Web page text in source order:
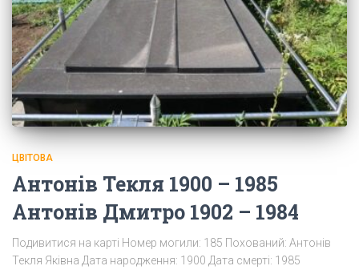
ЦВІТОВА
Антонів Текля 1900 – 1985
Антонів Дмитро 1902 – 1984
Подивитися на карті Номер могили: 185 Похований: Антонів
Текля Яківна Дата народження: 1900 Дата смерті: 1985